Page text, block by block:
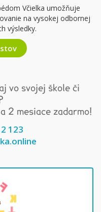
Včielka umožňuje
na vysokej odbornej
výsledky.
vo svojej škole či
2 mesiace zadarmo!
123